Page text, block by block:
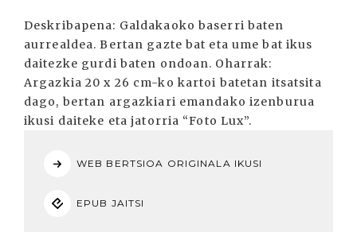
Deskribapena: Galdakaoko baserri baten
aurrealdea. Bertan gazte bat eta ume bat ikus
daitezke gurdi baten ondoan. Oharrak:
Argazkia 20 x 26 cm-ko kartoi batetan itsatsita
dago, bertan argazkiari emandako izenburua
ikusi daiteke eta jatorria “Foto Lux”.
WEB BERTSIOA ORIGINALA IKUSI
EPUB JAITSI